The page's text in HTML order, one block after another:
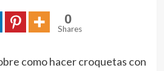
0
Shares
como hacer croquetas con